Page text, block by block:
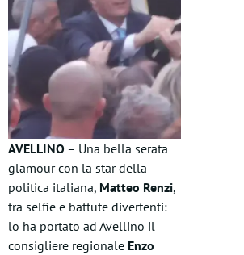
AVELLINO – Una bella serata
glamour con la star della
politica italiana, Matteo Renzi,
tra selfie e battute divertenti:
lo ha portato ad Avellino il
consigliere regionale Enzo